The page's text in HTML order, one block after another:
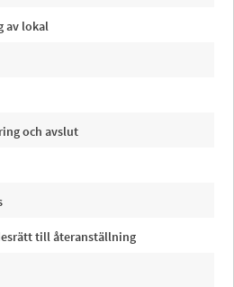
av lokal
och avslut
till återanställning